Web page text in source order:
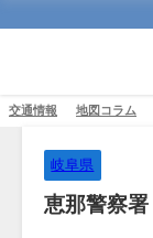
交通情報 地図コラム
岐阜県
恵那警察署